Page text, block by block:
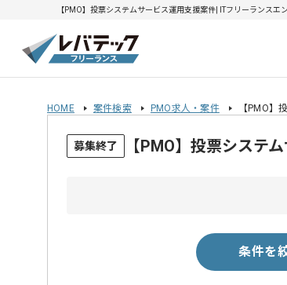
【PMO】投票システムサービス運用支援案件| ITフリーランス
HOME 案件検索 PMO求人・案件 【PMO】
募集終了 【PMO】投票システ
条件を